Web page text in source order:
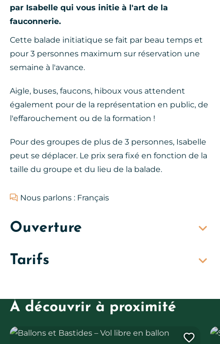
par Isabelle qui vous initie à l'art de la
fauconnerie.
Cette balade initiatique se fait par beau temps et
pour 3 personnes maximum sur réservation une
semaine à l'avance.
Aigle, buses, faucons, hiboux vous attendent
également pour de la représentation en public, de
l'effarouchement ou de la formation !
Pour des groupes de plus de 3 personnes, Isabelle
peut se déplacer. Le prix sera fixé en fonction de la
taille du groupe et du lieu de la balade.
Nous parlons : Français
Ouverture
Tarifs
À découvrir à proximité
Ballons et Bastides – Vol libre en ballon